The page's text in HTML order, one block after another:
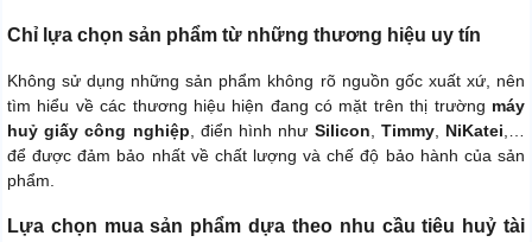
Chỉ lựa chọn sản phẩm từ những thương hiệu uy tín
Không sử dụng những sản phẩm không rõ nguồn gốc xuất xứ, nên
tìm hiểu về các thương hiệu hiện đang có mặt trên thị trường máy
huỷ giấy công nghiệp , điển hình như Silicon Timmy, NiKatei
để được đảm bảo nhất về chất lượng và chế độ bảo hành của sản
phẩm.
Lựa chọn mua sản phẩm dựa theo nhu cầu tiêu huỷ tài